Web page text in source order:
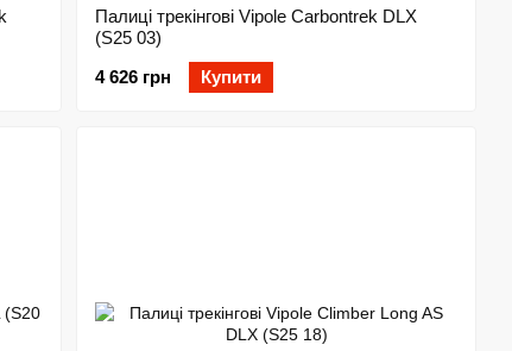
Палиці трекінгові Vipole Carbontrek DLX
(S25 03)
4 626 грн
Купити